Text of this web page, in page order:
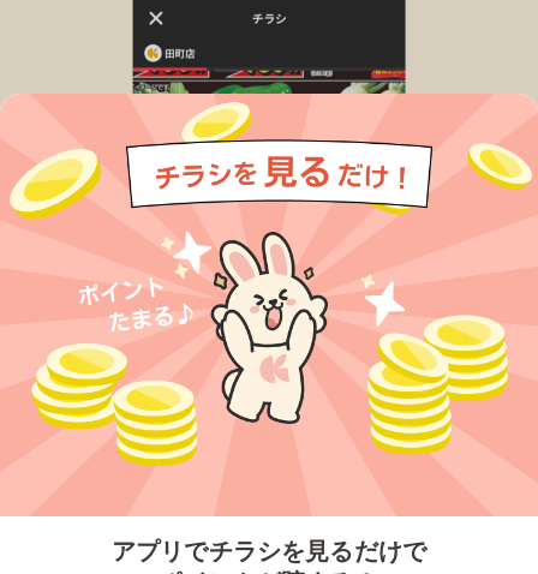
アプリでチラシを見るだけで